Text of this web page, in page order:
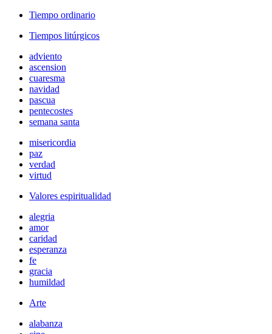
Tiempo ordinario
Tiempos litúrgicos
adviento
ascension
cuaresma
navidad
pascua
pentecostes
semana santa
misericordia
paz
verdad
virtud
Valores espiritualidad
alegria
amor
caridad
esperanza
fe
gracia
humildad
Arte
alabanza